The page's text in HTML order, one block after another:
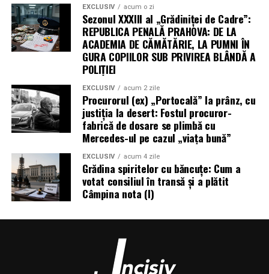
Este important să găsim activități care ne plac, deoarece
plăcerea este un motor puternic pentru menținerea
consecvenței. Indiferent dacă este vorba despre dans…
Beneficiile dincolo de cântar:
sănătate holistică prin mișcare
Deși scopul principal al multor oameni care încep să fie
mai activi este slabirea, beneficiile activității fizice
moderate se extind mult dincolo de simpla reducere a
kilogramelor. Mișcarea regulată are un impact profund
și pozitiv asupra aproape fiecărui sistem din corpul
uman, contribuind la o sănătate holistică și la o calitate
superioară a vieții. Unul dintre cele mai importante
Activitatea fizică întărește inima, îmbunătățește
circulația sângelui, scade tensiunea arterială și reduce
EXCLUSIV acum o zi
Sezonul XXXIII al „Grădiniței de Cadre”:
REPUBLICA PENALĂ PRAHOVA: DE LA
ACADEMIA DE CĂMĂTĂRIE, LA PUMNI ÎN
GURA COPIILOR SUB PRIVIREA BLÂNDĂ A
POLIȚIEI
EXCLUSIV acum 2 zile
Procurorul (ex) „Portocală” la prânz, cu
justiția la desert: Fostul procuror-
fabrică de dosare se plimbă cu
Mercedes-ul pe cazul „viața bună”
EXCLUSIV acum 4 zile
Grădina spiritelor cu băncuțe: Cum a
votat consiliul în transă și a plătit
Câmpina nota (I)